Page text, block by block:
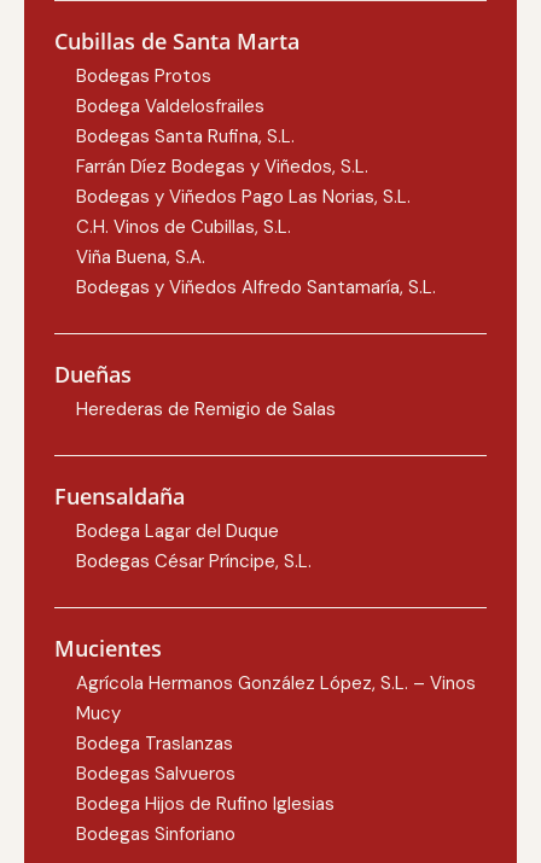
Cubillas de Santa Marta
Bodegas Protos
Bodega Valdelosfrailes
Bodegas Santa Rufina, S.L.
Farrán Díez Bodegas y Viñedos, S.L.
Bodegas y Viñedos Pago Las Norias, S.L.
C.H. Vinos de Cubillas, S.L.
Viña Buena, S.A.
Bodegas y Viñedos Alfredo Santamaría, S.L.
Dueñas
Herederas de Remigio de Salas
Fuensaldaña
Bodega Lagar del Duque
Bodegas César Príncipe, S.L.
Mucientes
Agrícola Hermanos González López, S.L. – Vinos
Mucy
Bodega Traslanzas
Bodegas Salvueros
Bodega Hijos de Rufino Iglesias
Bodegas Sinforiano